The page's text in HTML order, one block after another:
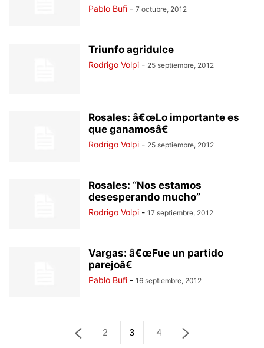
Pablo Bufi - 7 octubre, 2012
Triunfo agridulce
Rodrigo Volpi - 25 septiembre, 2012
Rosales: â€œLo importante es
que ganamosâ€
Rodrigo Volpi - 25 septiembre, 2012
Rosales: “Nos estamos
desesperando mucho”
Rodrigo Volpi - 17 septiembre, 2012
Vargas: â€œFue un partido
parejoâ€
Pablo Bufi - 16 septiembre, 2012
2 3 4